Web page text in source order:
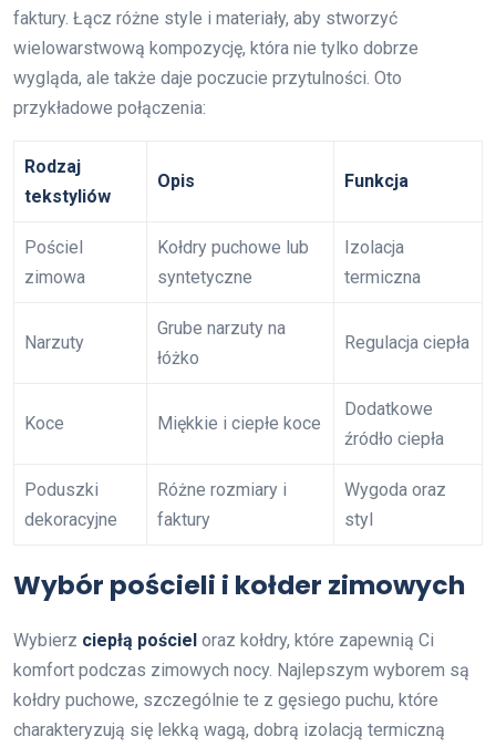
faktury. Łącz różne style i materiały, aby stworzyć
wielowarstwową kompozycję, która nie tylko dobrze
wygląda, ale także daje poczucie przytulności. Oto
przykładowe połączenia:
Rodzaj
tekstyliów
Opis Funkcja
Pościel
zimowa
Kołdry puchowe lub
syntetyczne
Izolacja
termiczna
Narzuty
Grube narzuty na
łóżko
Regulacja ciepła
Koce Miękkie i ciepłe koce
Dodatkowe
źródło ciepła
Poduszki
dekoracyjne
Różne rozmiary i
faktury
Wygoda oraz
styl
Wybór pościeli i kołder zimowych
Wybierz ciepłą pościel oraz kołdry, które zapewnią Ci
komfort podczas zimowych nocy. Najlepszym wyborem są
kołdry puchowe, szczególnie te z gęsiego puchu, które
charakteryzują się lekką wagą, dobrą izolacją termiczną